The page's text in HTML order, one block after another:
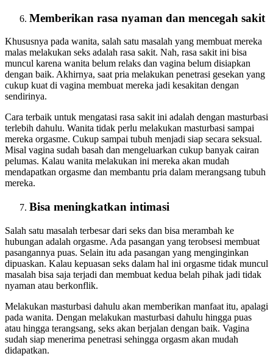
Memberikan rasa nyaman dan mencegah sakit
Khususnya pada wanita, salah satu masalah yang membuat mereka
malas melakukan seks adalah rasa sakit. Nah, rasa sakit ini bisa
muncul karena wanita belum relaks dan vagina belum disiapkan
dengan baik. Akhirnya, saat pria melakukan penetrasi gesekan yang
cukup kuat di vagina membuat mereka jadi kesakitan dengan
sendirinya.
Cara terbaik untuk mengatasi rasa sakit ini adalah dengan masturbasi
terlebih dahulu. Wanita tidak perlu melakukan masturbasi sampai
mereka orgasme. Cukup sampai tubuh menjadi siap secara seksual.
Misal vagina sudah basah dan mengeluarkan cukup banyak cairan
pelumas. Kalau wanita melakukan ini mereka akan mudah
mendapatkan orgasme dan membantu pria dalam merangsang tubuh
mereka.
Bisa meningkatkan intimasi
Salah satu masalah terbesar dari seks dan bisa merambah ke
hubungan adalah orgasme. Ada pasangan yang terobsesi membuat
pasangannya puas. Selain itu ada pasangan yang menginginkan
dipuaskan. Kalau kepuasan seks dalam hal ini orgasme tidak muncul
masalah bisa saja terjadi dan membuat kedua belah pihak jadi tidak
nyaman atau berkonflik.
Melakukan masturbasi dahulu akan memberikan manfaat itu, apalagi
pada wanita. Dengan melakukan masturbasi dahulu hingga puas
atau hingga terangsang, seks akan berjalan dengan baik. Vagina
sudah siap menerima penetrasi sehingga orgasm akan mudah
didapatkan.